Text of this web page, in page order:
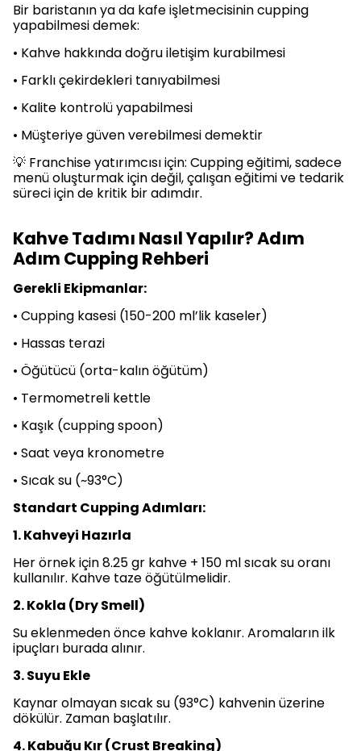
Bir baristanın ya da kafe işletmecisinin cupping
yapabilmesi demek:
• Kahve hakkında doğru iletişim kurabilmesi
• Farklı çekirdekleri tanıyabilmesi
• Kalite kontrolü yapabilmesi
• Müşteriye güven verebilmesi demektir
💡 Franchise yatırımcısı için: Cupping eğitimi, sadece
menü oluşturmak için değil, çalışan eğitimi ve tedarik
süreci için de kritik bir adımdır.
Kahve Tadımı Nasıl Yapılır? Adım
Adım Cupping Rehberi
Gerekli Ekipmanlar:
• Cupping kasesi (150-200 ml’lik kaseler)
• Hassas terazi
• Öğütücü (orta-kalın öğütüm)
• Termometreli kettle
• Kaşık (cupping spoon)
• Saat veya kronometre
• Sıcak su (~93°C)
Standart Cupping Adımları:
1. Kahveyi Hazırla
Her örnek için 8.25 gr kahve + 150 ml sıcak su oranı
kullanılır. Kahve taze öğütülmelidir.
2. Kokla (Dry Smell)
Su eklenmeden önce kahve koklanır. Aromaların ilk
ipuçları burada alınır.
3. Suyu Ekle
Kaynar olmayan sıcak su (93°C) kahvenin üzerine
dökülür. Zaman başlatılır.
4. Kabuğu Kır (Crust Breaking)